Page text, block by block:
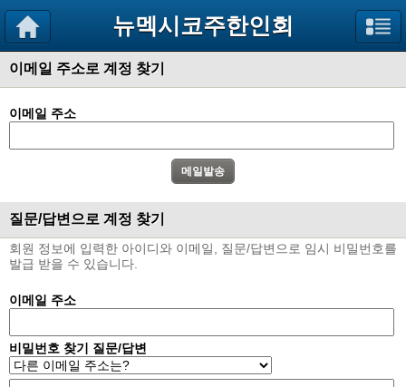
뉴멕시코주한인회
이메일 주소로 계정 찾기
이메일 주소
질문/답변으로 계정 찾기
회원 정보에 입력한 아이디와 이메일, 질문/답변으로 임시 비밀번호를
발급 받을 수 있습니다.
이메일 주소
비밀번호 찾기 질문/답변